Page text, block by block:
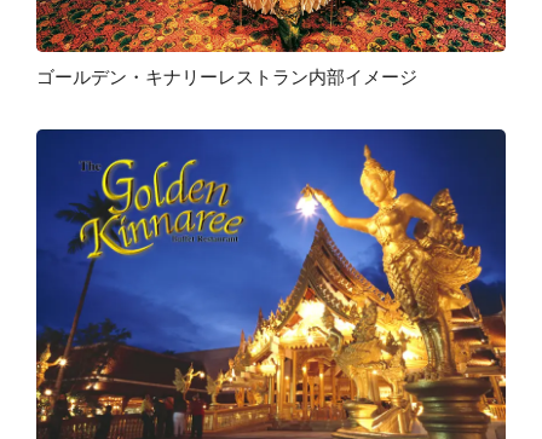
ゴールデン・キナリーレストラン内部イメージ